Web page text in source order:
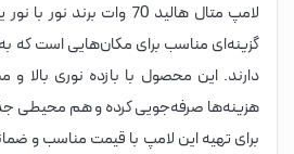
لامپ متال هالید 70 وات
گزینه‌ای مناسب برای مکان‌هایی است که به
دارند. این محصول با بازده نوری بالا
هزینه‌ها صرفه‌جویی کرده و هم محیطی
برای تهیه این لامپ با قیمت مناسب و